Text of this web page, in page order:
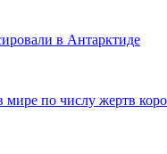
в Антарктиде
по числу жертв